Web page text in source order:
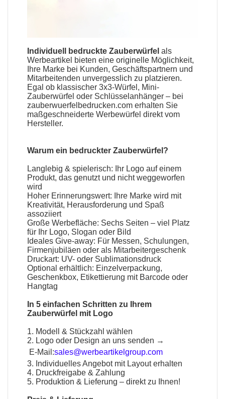
Individuell bedruckte Zauberwürfel als
Werbeartikel bieten eine originelle Möglichkeit,
Ihre Marke bei Kunden, Geschäftspartnern und
Mitarbeitenden unvergesslich zu platzieren.
Egal ob klassischer 3x3-Würfel, Mini-
Zauberwürfel oder Schlüsselanhänger – bei
zauberwuerfelbedrucken.com erhalten Sie
maßgeschneiderte Werbewürfel direkt vom
Hersteller.
Warum ein bedruckter Zauberwürfel ?
Langlebig & spielerisch: Ihr Logo auf einem
Produkt, das genutzt und nicht weggeworfen
wird
Hoher Erinnerungswert: Ihre Marke wird mit
Kreativität, Herausforderung und Spaß
assoziiert
Große Werbefläche: Sechs Seiten – viel Platz
für Ihr Logo, Slogan oder Bild
Ideales Give-away: Für Messen, Schulungen,
Firmenjubiläen oder als Mitarbeitergeschenk
Druckart: UV- oder Sublimationsdruck
Optional erhältlich: Einzelverpackung,
Geschenkbox, Etikettierung mit Barcode oder
Hangtag
In 5 einfachen Schritten zu Ihrem
Zauberwürfel mit Logo
1. Modell & Stückzahl wählen
2. Logo oder Design an uns senden →
E-Mail:sales@werbeartikelgroup.com
3. Individuelles Angebot mit Layout erhalten
4. Druckfreigabe & Zahlung
5. Produktion & Lieferung – direkt zu Ihnen!